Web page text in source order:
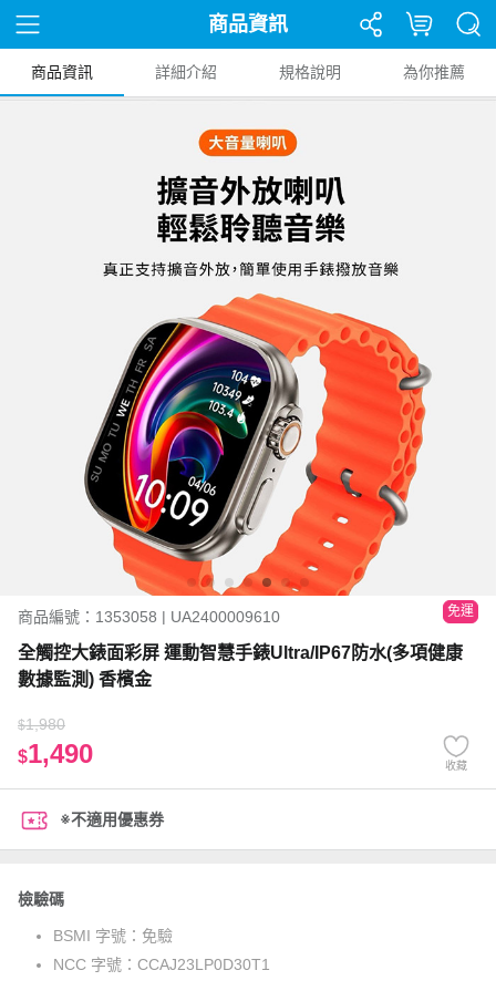
商品資訊
商品資訊 詳細介紹 規格說明 為你推薦
商品編號：1353058 | UA2400009610 免運
全觸控大錶面彩屏 運動智慧手錶Ultra/IP67防水(多項健康
數據監測) 香檳金
$1,980
$1,490 收藏
※不適用優惠券
檢驗碼
BSMI 字號： 免驗
NCC 字號： CCAJ23LP0D30T1